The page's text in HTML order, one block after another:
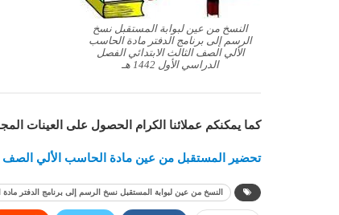
النسخ من عين لبوابة المستقبل نسخ
الرسم إلى برنامج الدفتر مادة الحاسب
الألي الصف الثالث الابتدائي الفصل
الدراسي الأول 1442 هـ
كما يمكنكم عملائنا الكرام الحصول على العينات
تحضير المستقبل من عين مادة الحاسب الألي الصف
النسخ من عين لبوابة المستقبل نسخ الرسم إلى برنامج الدفتر مادة